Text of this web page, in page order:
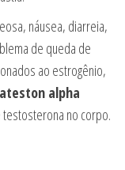
náusea, diarreia,
de queda de
ao estrogênio,
alpha
no corpo.